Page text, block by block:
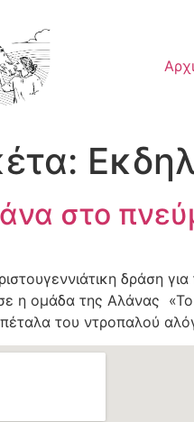
στο
δράση
η ομάδα της Αλάνας «Το
του ντροπαλού